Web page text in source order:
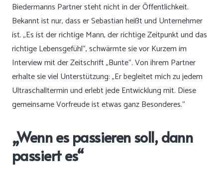
Biedermanns Partner steht nicht in der Öffentlichkeit.
Bekannt ist nur, dass er Sebastian heißt und Unternehmer
ist. „Es ist der richtige Mann, der richtige Zeitpunkt und das
richtige Lebensgefühl“, schwärmte sie vor Kurzem im
Interview mit der Zeitschrift „Bunte“. Von ihrem Partner
erhalte sie viel Unterstützung: „Er begleitet mich zu jedem
Ultraschalltermin und erlebt jede Entwicklung mit. Diese
gemeinsame Vorfreude ist etwas ganz Besonderes.“
„Wenn es passieren soll, dann
passiert es“